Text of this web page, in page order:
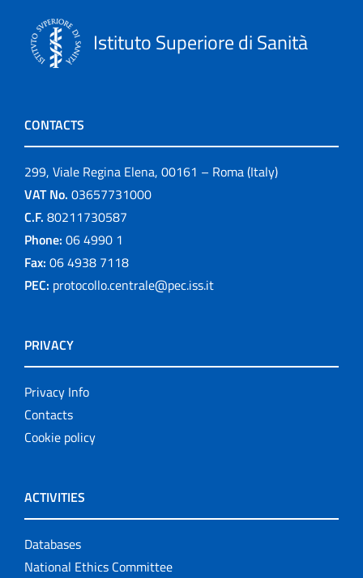
Istituto Superiore di Sanità
CONTACTS
299, Viale Regina Elena, 00161 – Roma (Italy)
VAT No. 03657731000
C.F. 80211730587
Phone: 06 4990 1
Fax: 06 4938 7118
PEC: protocollo.centrale@pec.iss.it
PRIVACY
Privacy Info
Contacts
Cookie policy
ACTIVITIES
Databases
National Ethics Committee